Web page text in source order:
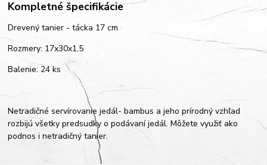
Kompletné špecifikácie
Drevený tanier - tácka 17 cm
Rozmery: 17x30x1,5
Balenie: 24 ks
Netradičné servírovanie jedál- bambus a jeho prírodný vzhľad
rozbijú všetky predsudky o podávaní jedál. Môžete využiť ako
podnos i netradičný tanier.